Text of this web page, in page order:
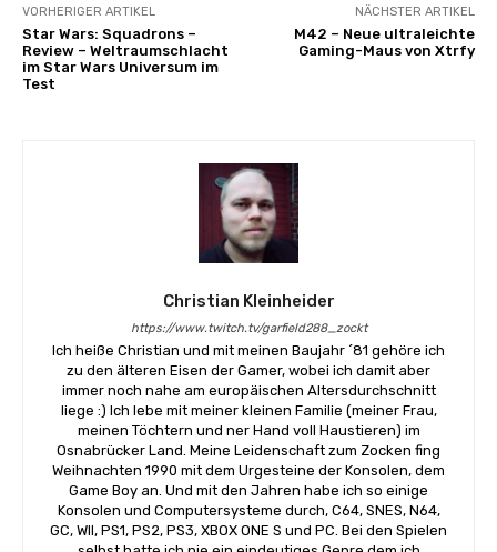
VORHERIGER ARTIKEL
Star Wars: Squadrons –
Review – Weltraumschlacht
im Star Wars Universum im
Test
NÄCHSTER ARTIKEL
M42 – Neue ultraleichte
Gaming-Maus von Xtrfy
Christian Kleinheider
https://www.twitch.tv/garfield288_zockt
Ich heiße Christian und mit meinen Baujahr ´81 gehöre ich
zu den älteren Eisen der Gamer, wobei ich damit aber
immer noch nahe am europäischen Altersdurchschnitt
liege :) Ich lebe mit meiner kleinen Familie (meiner Frau,
meinen Töchtern und ner Hand voll Haustieren) im
Osnabrücker Land. Meine Leidenschaft zum Zocken fing
Weihnachten 1990 mit dem Urgesteine der Konsolen, dem
Game Boy an. Und mit den Jahren habe ich so einige
Konsolen und Computersysteme durch, C64, SNES, N64,
GC, WII, PS1, PS2, PS3, XBOX ONE S und PC. Bei den Spielen